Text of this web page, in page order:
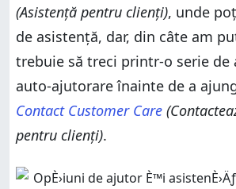
(Asistență pentru clienți), unde
de asistență, dar, din câte am
trebuie să treci printr-o serie
auto-ajutorare înainte de a
Contact Customer Care
pentru clienți).